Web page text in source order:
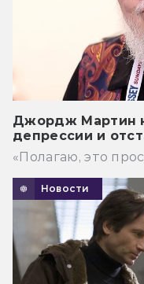
Джордж Мартин
депрессии и
«Полагаю, это
Новости